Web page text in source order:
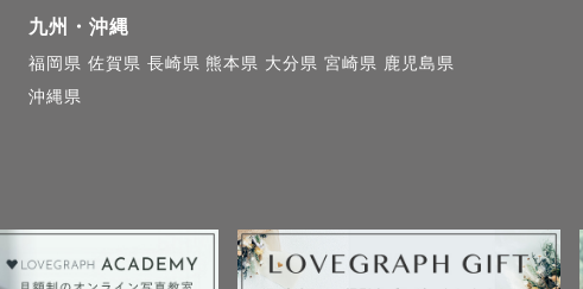
九州・沖縄
福岡県 佐賀県 長崎県 熊本県 大分県 宮崎県 鹿児島県
沖縄県